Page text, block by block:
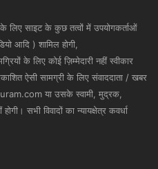
लिए साइट के कुछ तत्वों में उपयोगकर्ताओं
आदि ) शामिल होगी,
के लिए कोई ज़िम्मेदारी नहीं स्वीकार
ऐसी सामग्री के लिए संवाददाता / खबर
या उसके स्वामी, मुद्रक,
सभी विवादों का न्यायक्षेत्र कवर्धा